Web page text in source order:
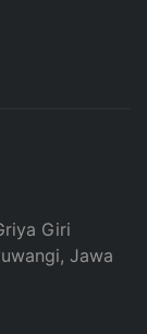
Giri
Jawa